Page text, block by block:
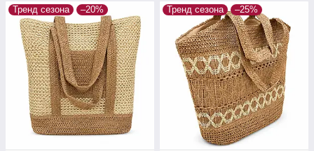
Тренд сезона –20% Тренд сезона –25%